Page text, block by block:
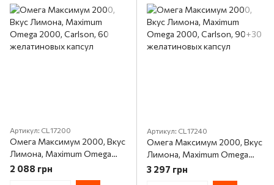
Артикул: CL17200
Омега Максимум 2000, Вкус
Лимона, Maximum Omega
2000, Carlson, 60
желатиновых капсул
2 088 грн
Артикул: CL17240
Омега Максимум 2000, Вкус
Лимона, Maximum Omega
2000, Carlson, 90+30
желатиновых капсул
3 297 грн